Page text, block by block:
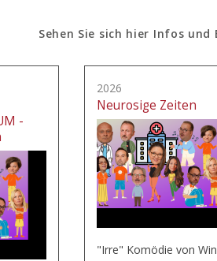
Sehen Sie sich hier Infos
-
2026
Neurosige Zeiten
"Irre" Komödie von